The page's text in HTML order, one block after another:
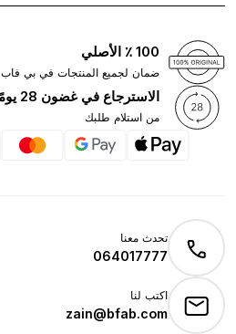
100 ٪ الأصلي
ضمان لجميع المنتجات في بي فاب
الاسترجاع في غضون 28 يومًا
من استلام طلبك
تحدث معنا
064017777
اكتب لنا
zain@bfab.com